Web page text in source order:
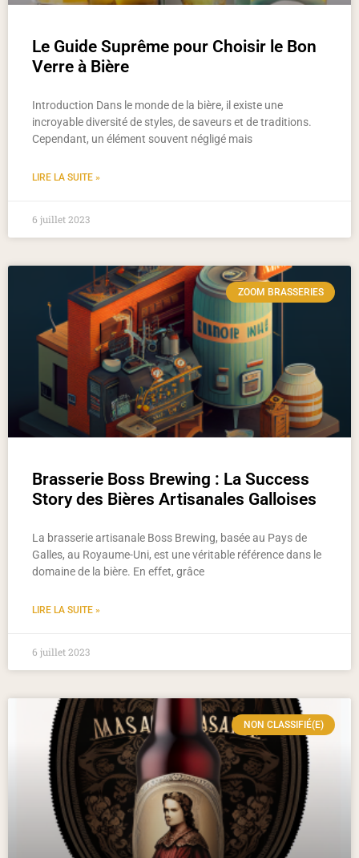
Le Guide Suprême pour Choisir le Bon
Verre à Bière
Introduction Dans le monde de la bière, il existe une
incroyable diversité de styles, de saveurs et de traditions.
Cependant, un élément souvent négligé mais
LIRE LA SUITE »
6 juillet 2023
ZOOM BRASSERIES
Brasserie Boss Brewing : La Success
Story des Bières Artisanales Galloises
La brasserie artisanale Boss Brewing, basée au Pays de
Galles, au Royaume-Uni, est une véritable référence dans le
domaine de la bière. En effet, grâce
LIRE LA SUITE »
6 juillet 2023
NON CLASSIFIÉ(E)